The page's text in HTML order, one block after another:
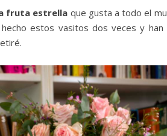
fruta estrella que gusta a todo el
estos vasitos dos veces y han